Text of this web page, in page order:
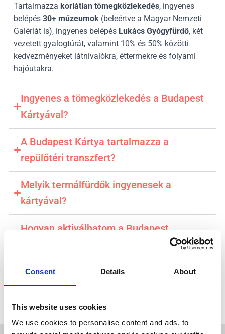
Consent Details About
This website uses cookies
We use cookies to personalise content and ads, to
Tartalmazza korlátlan tömegközlekedés, ingyenes
belépés 30+ múzeumok (beleértve a Magyar Nemzeti
Galériát is), ingyenes belépés Lukács Gyógyfürdő, két
vezetett gyalogtúrát, valamint 10% és 50% közötti
kedvezményeket látnivalókra, éttermekre és folyami
hajóutakra.
Ingyenes a tömegközlekedés a Budapest
Kártyával?
A Budapest Kártya tartalmazza a
repülőtéri transzfert?
Melyik termálfürdők ingyenesek a
kártyával?
Hogyan aktiválhatom a Budapest
Szerezd meg a Budapest Kártyádat →